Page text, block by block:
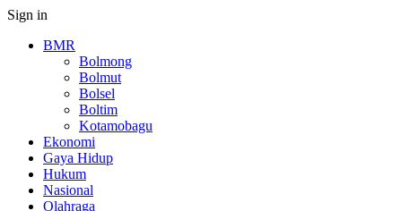
Sign in
BMR
Bolmong
Bolmut
Bolsel
Boltim
Kotamobagu
Ekonomi
Gaya Hidup
Hukum
Nasional
Olahraga